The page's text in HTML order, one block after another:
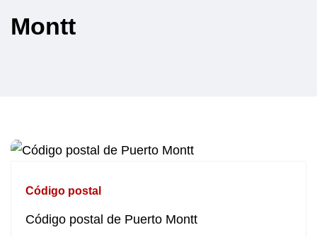
Montt
Código postal
Código postal de Puerto Montt